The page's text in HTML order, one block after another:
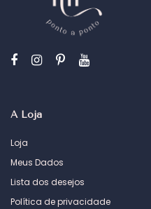
A Loja
Loja
Meus Dados
Lista dos desejos
Política de privacidade